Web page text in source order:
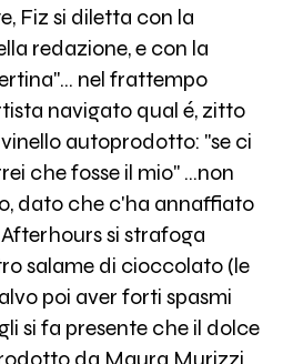
Fiz si diletta con la
redazione, e con la
nel frattempo
navigato qual é, zitto
autoprodotto: "se ci
che fosse il mio" ...non
dato che c'ha annaffiato
si strafoga
salame di cioccolato (le
poi aver forti spasmi
si fa presente che il dolce
da Maura Murizzi